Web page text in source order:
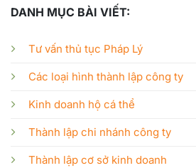
DANH MỤC BÀI VIẾT:
Tư vấn thủ tục Pháp Lý
Các loại hình thành lập công ty
Kinh doanh hộ cá thể
Thành lập chi nhánh công ty
Thành lập cơ sở kinh doanh